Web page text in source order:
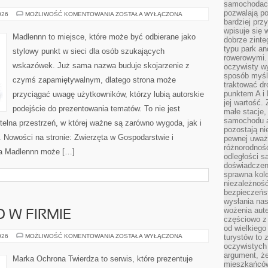
MOŻLIWOŚĆ KOMENTOWANIA KUCHNIA
ZOSTAŁA WYŁĄCZONA
Madlennn to miejsce, które może być odbierane jako
stylowy punkt w sieci dla osób szukających
wskazówek. Już sama nazwa buduje skojarzenie z
czymś zapamiętywalnym, dlatego strona może
przyciągać uwagę użytkowników, którzy lubią autorskie
podejście do prezentowania tematów. To nie jest
przestrzeń, w której ważne są zarówno wygoda, jak i
Nowości na stronie: Zwierzęta w Gospodarstwie i
Madlennn może […]
W FIRMIE
MOŻLIWOŚĆ KOMENTOWANIA BEZPIECZEŃSTWO
ZOSTAŁA WYŁĄCZONA
Marka Ochrona Twierdza to serwis, które prezentuje
pozwalają
bardziej
wpisuje się
dobrze
typu park
oczywisty
sposób
traktować
punktem A i
jej wartość.
małe
samochodu
pozostają
pewnej
odległości
sprawna
wysłania
wożenia
częściowo
od
turystów to
oczywistych
argument,